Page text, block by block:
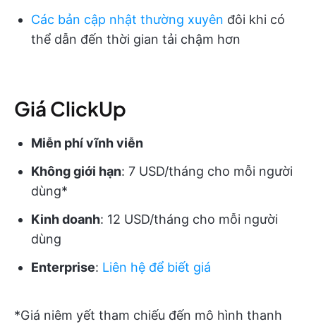
Các bản cập nhật thường xuyên đôi khi có
thể dẫn đến thời gian tải chậm hơn
Giá ClickUp
Miễn phí vĩnh viễn
Không giới hạn: 7 USD/tháng cho mỗi người
dùng*
Kinh doanh: 12 USD/tháng cho mỗi người
dùng
Enterprise: Liên hệ để biết giá
*Giá niêm yết tham chiếu đến mô hình thanh